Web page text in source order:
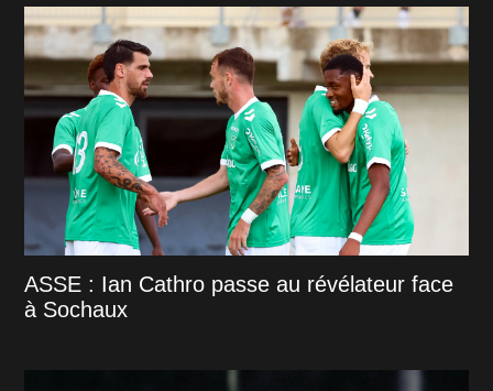
ASSE : Ian Cathro passe au révélateur face
à Sochaux